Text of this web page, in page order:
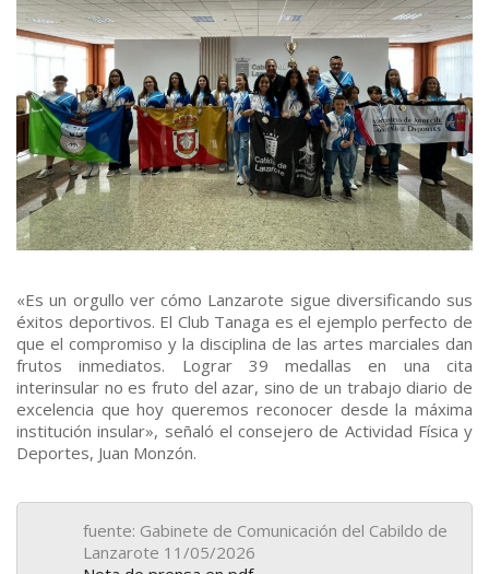
«Es un orgullo ver cómo Lanzarote sigue diversificando sus
éxitos deportivos. El Club Tanaga es el ejemplo perfecto de
que el compromiso y la disciplina de las artes marciales dan
frutos inmediatos. Lograr 39 medallas en una cita
interinsular no es fruto del azar, sino de un trabajo diario de
excelencia que hoy queremos reconocer desde la máxima
institución insular», señaló el consejero de Actividad Física y
Deportes, Juan Monzón.
fuente: Gabinete de Comunicación del Cabildo de
Lanzarote 11/05/2026